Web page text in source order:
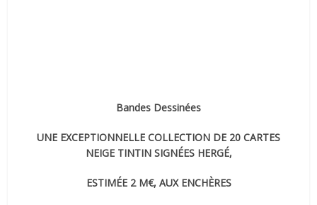
Bandes Dessinées
UNE EXCEPTIONNELLE COLLECTION DE 20 CARTES
NEIGE TINTIN SIGNÉES HERGÉ,
ESTIMÉE 2 M€, AUX ENCHÈRES